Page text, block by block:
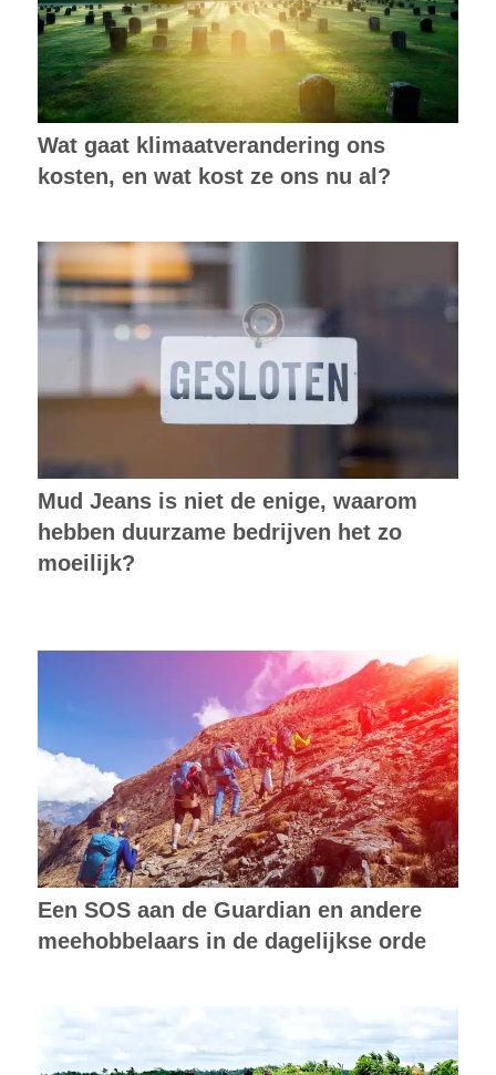
Wat gaat klimaatverandering ons
kosten, en wat kost ze ons nu al?
Mud Jeans is niet de enige, waarom
hebben duurzame bedrijven het zo
moeilijk?
Een SOS aan de Guardian en andere
meehobbelaars in de dagelijkse orde